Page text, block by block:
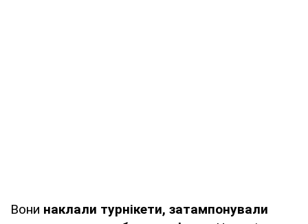
Вони наклали турнікети, затампонували